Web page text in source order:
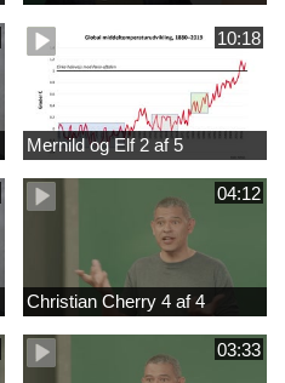
10:18
Mernild og Elf 2 af 5
04:12
Christian Cherry 4 af 4
03:33